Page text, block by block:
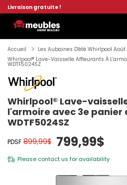
Livraison gratuite !
Accueil
Les Aubaines D'été Whirlpool
Whirlpool® Lave-Vaisselle Affleurants À
WDTF5024SZ
Whirlpool® Lave-
l'armoire avec 3e panier
WDTF5024SZ
PDSF 899,99$ 799,99$
Please contact us for availability